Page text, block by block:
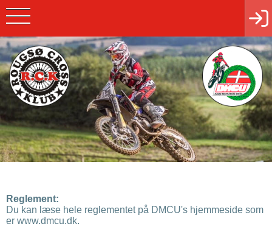
Reglement:
Du kan læse hele reglementet på DMCU's hjemmeside som
er www.dmcu.dk.